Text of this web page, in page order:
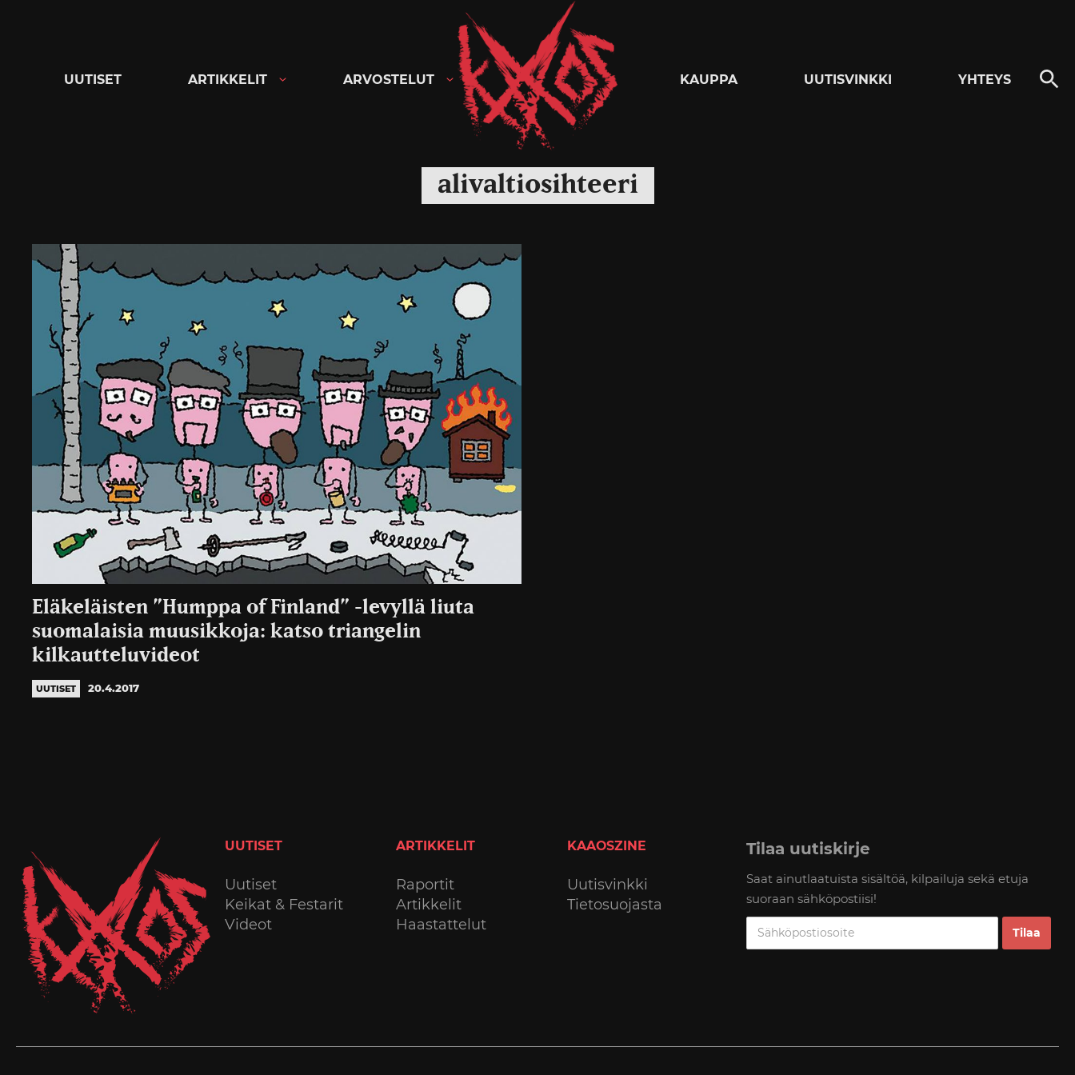
Kaaoszine
UUTISET ARTIKKELIT ARVOSTELUT KAUPPA UUTISVINKKI YHTEYS
alivaltiosihteeri
Eläkeläisten ”Humppa of Finland” -levyllä liuta
suomalaisia muusikkoja: katso triangelin
kilkautteluvideot
UUTISET 20.4.2017
UUTISET
Uutiset
Keikat & Festarit
Videot
ARTIKKELIT
Raportit
Artikkelit
Haastattelut
KAAOSZINE
Uutisvinkki
Tietosuojasta
Tilaa uutiskirje
Saat ainutlaatuista sisältöä, kilpailuja sekä etuja
suoraan sähköpostiisi!